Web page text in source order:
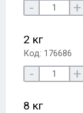
- +
2 кг
Код: 176686
- +
8 кг